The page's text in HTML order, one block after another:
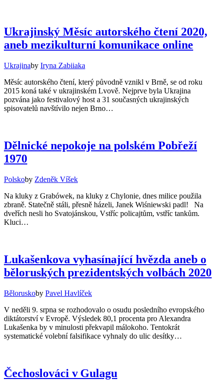
Ukrajinský Měsíc autorského čtení 2020,
aneb mezikulturní komunikace online
Ukrajinaby Iryna Zabiiaka
Měsíc autorského čtení, který původně vznikl v Brně, se od roku
2015 koná také v ukrajinském Lvově. Nejprve byla Ukrajina
pozvána jako festivalový host a 31 současných ukrajinských
spisovatelů navštívilo nejen Brno…
Dělnické nepokoje na polském Pobřeží
1970
Polskoby Zdeněk Víšek
Na kluky z Grabówek, na kluky z Chylonie, dnes milice použila
zbraně. Statečně stáli, přesně házeli, Janek Wiśniewski padl! Na
dveřích nesli ho Svatojánskou, Vstříc policajtům, vstříc tankům.
Kluci…
Lukašenkova vyhasínající hvězda aneb o
běloruských prezidentských volbách 2020
Běloruskoby Pavel Havlíček
V neděli 9. srpna se rozhodovalo o osudu posledního evropského
diktátorství v Evropě. Výsledek 80,1 procenta pro Alexandra
Lukašenka by v minulosti překvapil málokoho. Tentokrát
systematické volební falsifikace vyhnaly do ulic desítky…
Čechoslováci v Gulagu